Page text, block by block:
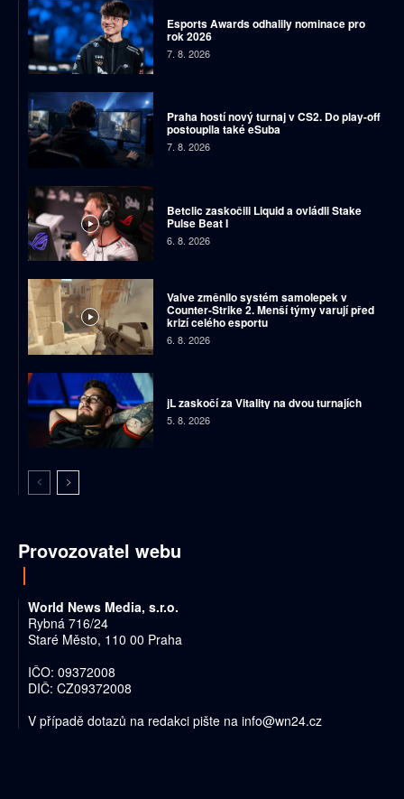
Esports Awards odhalily nominace pro
rok 2026
7. 8. 2026
Praha hostí nový turnaj v CS2. Do play-off
postoupila také eSuba
7. 8. 2026
Betclic zaskočili Liquid a ovládli Stake
Pulse Beat I
6. 8. 2026
Valve změnilo systém samolepek v
Counter-Strike 2. Menší týmy varují před
krizí celého esportu
6. 8. 2026
jL zaskočí za Vitality na dvou turnajích
5. 8. 2026
Provozovatel webu
World News Media, s.r.o.
Rybná 716/24
Staré Město, 110 00 Praha
IČO: 09372008
DIČ: CZ09372008
V případě dotazů na redakci pište na info@wn24.cz